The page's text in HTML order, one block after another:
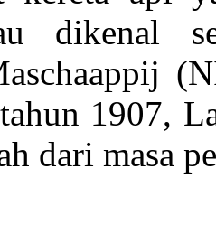
dikenal
1907,
dari masa